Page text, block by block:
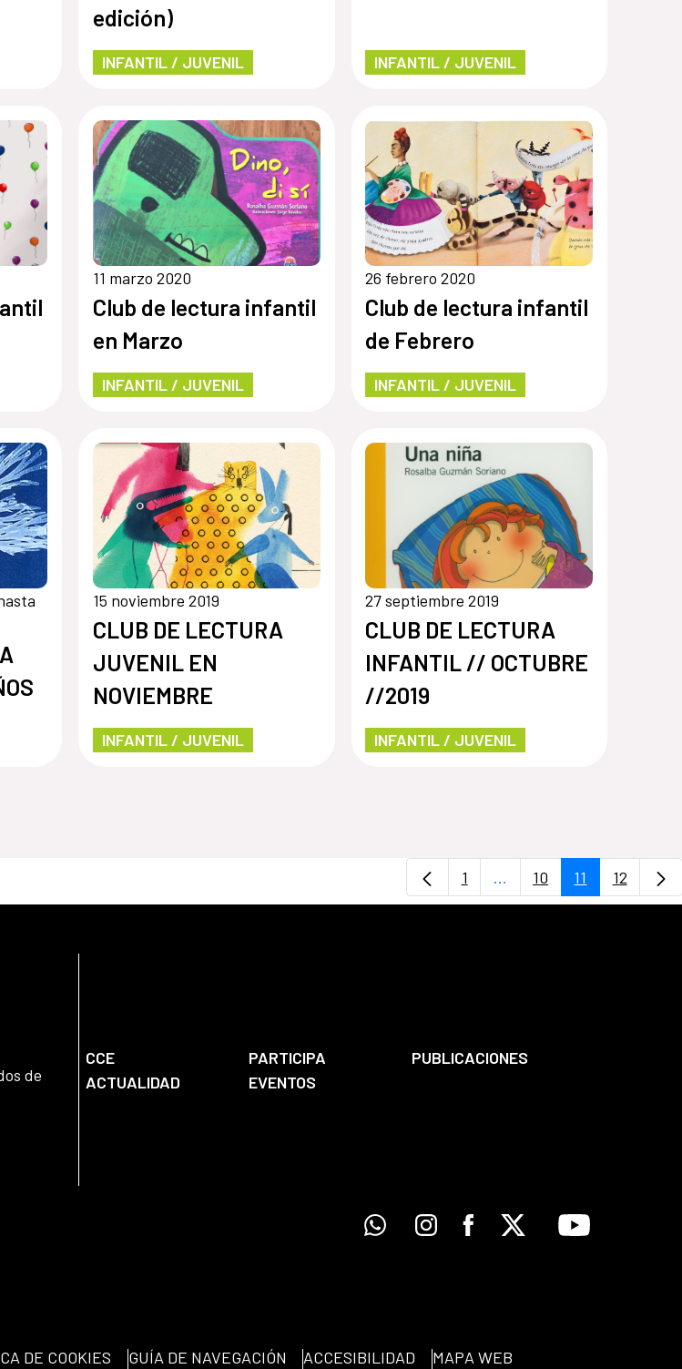
edición)
INFANTIL / JUVENIL INFANTIL / JUVENIL
11 marzo 2020
Club de lectura infantil
en Marzo
INFANTIL / JUVENIL
26 febrero 2020
Club de lectura infantil
de Febrero
INFANTIL / JUVENIL
15 noviembre 2019
CLUB DE LECTURA
JUVENIL EN
NOVIEMBRE
INFANTIL / JUVENIL
27 septiembre 2019
CLUB DE LECTURA
INFANTIL // OCTUBRE
//2019
INFANTIL / JUVENIL
Página
1 ...Páginas intermedias Use
Página
10 Página
11 Página
12
de
CCE PARTICIPA
PUBLICACIONES
ACTUALIDAD
EVENTOS
WhatsappInstagramFacebook
X Youtube
DE COOKIES GUÍA DE NAVEGACIÓN ACCESIBILIDAD MAPA WEB